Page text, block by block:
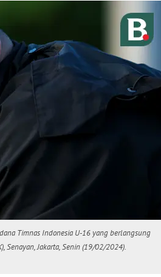
Timnas Indonesia U-16 yang berlangsung
Senayan, Jakarta, Senin (19/02/2024).